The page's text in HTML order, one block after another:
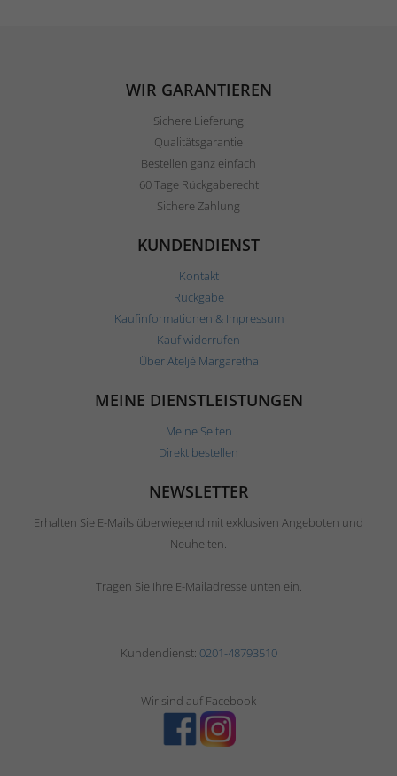
WIR GARANTIEREN
Sichere Lieferung
Qualitätsgarantie
Bestellen ganz einfach
60 Tage Rückgaberecht
Sichere Zahlung
KUNDENDIENST
Kontakt
Rückgabe
Kaufinformationen & Impressum
Kauf widerrufen
Über Ateljé Margaretha
MEINE DIENSTLEISTUNGEN
Meine Seiten
Direkt bestellen
NEWSLETTER
Erhalten Sie E-Mails überwiegend mit exklusiven Angeboten und
Neuheiten.
Tragen Sie Ihre E-Mailadresse unten ein.
Kundendienst: 0201-48793510
Wir sind auf Facebook